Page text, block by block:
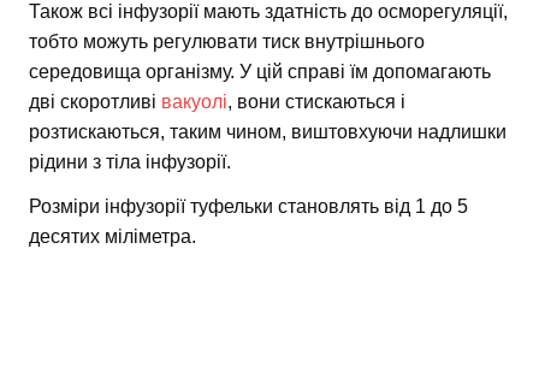
Також всі інфузорії мають здатність до осморегуляції,
тобто можуть регулювати тиск внутрішнього
середовища організму. У цій справі їм допомагають
дві скоротливі вакуолі, вони стискаються і
розтискаються, таким чином, виштовхуючи надлишки
рідини з тіла інфузорії.
Розміри інфузорії туфельки становлять від 1 до 5
десятих міліметра.